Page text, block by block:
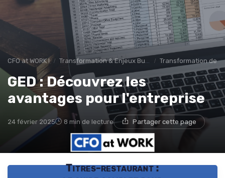
CFO at WORK ! Transformation & Enjeux Business Transformation de
GED : Découvrez les
avantages pour l'entreprise
24 février 2025 8 min de lecture Partager cette page
Titres-restaurant :